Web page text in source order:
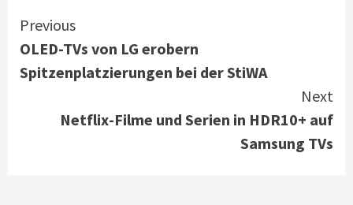
Continue
Reading
Previous
OLED-TVs von LG erobern
Spitzenplatzierungen bei der StiWA
Next
Netflix-Filme und Serien in HDR10+ auf
Samsung TVs